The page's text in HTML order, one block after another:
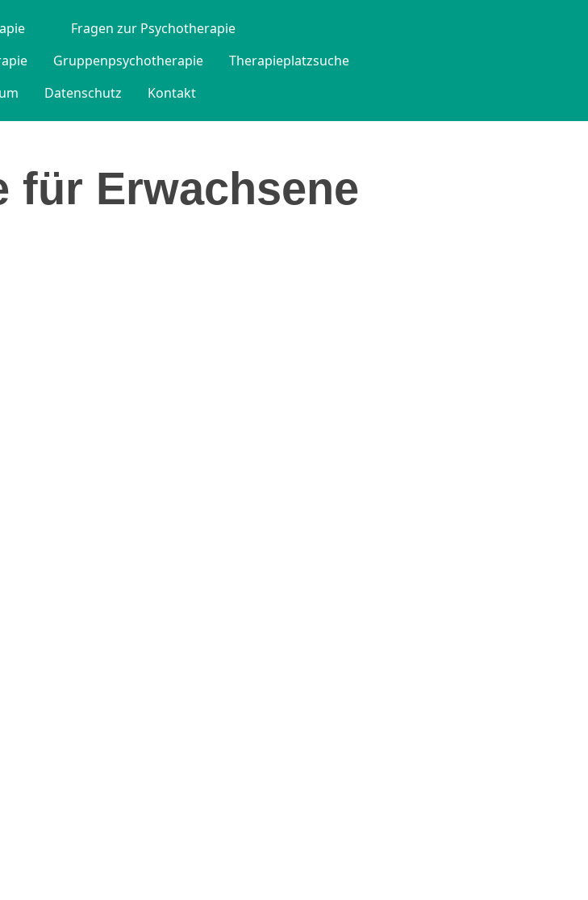
Fragen zur Psychotherapie
Gruppenpsychotherapie
Therapieplatzsuche
Datenschutz Kontakt
für Erwachsene